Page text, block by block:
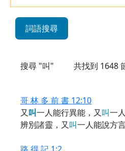
詞語搜尋
搜尋 "叫" 共找到 1648
哥 林 多 前 書 12:10
又叫一人能行異能，又叫一
辨別諸靈，又叫一人能說方